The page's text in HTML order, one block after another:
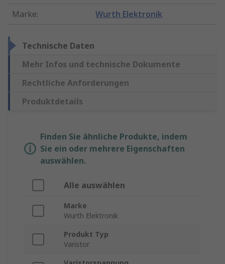
Marke: Wurth Elektronik
Technische Daten
Mehr Infos und technische Dokumente
Rechtliche Anforderungen
Produktdetails
Finden Sie ähnliche Produkte, indem
Sie ein oder mehrere Eigenschaften
auswählen.
Alle auswählen
Marke
Wurth Elektronik
Produkt Typ
Varistor